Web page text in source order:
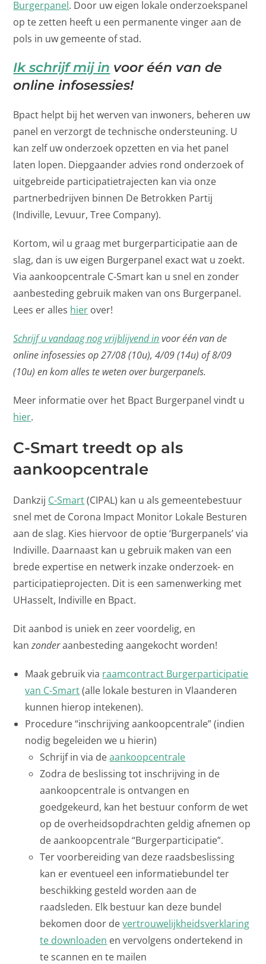
Burgerpanel. Door uw eigen lokale onderzoekspanel
op te zetten heeft u een permanente vinger aan de
pols in uw gemeente of stad.
Ik schrijf mij in voor één van de
online infosessies!
Bpact helpt bij het werven van inwoners, beheren uw
panel en verzorgt de technische ondersteuning. U
kan zelf uw onderzoek opzetten en via het panel
laten lopen. Diepgaander advies rond onderzoek of
uitgebreide participatietrajecten kan via onze
partnerbedrijven binnen De Betrokken Partij
(Indiville, Levuur, Tree Company).
Kortom, wil u graag met burgerparticipatie aan de
slag, dan is uw eigen Burgerpanel exact wat u zoekt.
Via aankoopcentrale C-Smart kan u snel en zonder
aanbesteding gebruik maken van ons Burgerpanel.
Lees er alles hier over!
Schrijf u vandaag nog vrijblijvend invoor één van de
online infosessies op 27/08 (10u), 4/09 (14u) of 8/09
(10u) en kom alles te weten over burgerpanels.
Meer informatie over het Bpact Burgerpanel vindt u
hier.
C-Smart treedt op als
aankoopcentrale
Dankzij C-Smart(CIPAL) kan u als gemeentebestuur
snel met de Corona Impact Monitor Lokale Besturen
aan de slag. Kies hiervoor de optie ‘Burgerpanels’ via
Indiville. Daarnaast kan u gebruik maken van een
brede expertise en netwerk inzake onderzoek- en
participatieprojecten. Dit is een samenwerking met
UHasselt, Indiville en Bpact.
Dit aanbod is uniek en zeer voordelig, en
kanzonderaanbesteding aangekocht worden!
Maak gebruik via raamcontract Burgerparticipatie
van C-Smart(alle lokale besturen in Vlaanderen
kunnen hierop intekenen).
Procedure “inschrijving aankoopcentrale” (indien
nodig begeleiden we u hierin)
Schrijf in via deaankoopcentrale
Zodra de beslissing tot inschrijving in de
aankoopcentrale is ontvangen en
goedgekeurd, kan het bestuur conform de wet
op de overheidsopdrachten geldig afnemen op
de aankoopcentrale “Burgerparticipatie”.
Ter voorbereiding van deze raadsbeslissing
kan er eventueel een informatiebundel ter
beschikking gesteld worden aan de
raadsleden. Elk bestuur kan deze bundel
bekomen door devertrouwelijkheidsverklaring
te downloaden en vervolgens ondertekend in
te scannen en te mailen